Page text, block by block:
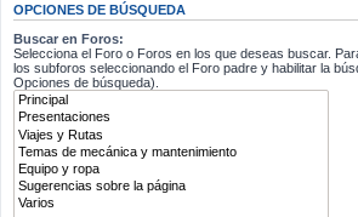
OPCIONES DE BÚSQUEDA
Buscar en Foros:
Selecciona el Foro o Foros en los que deseas buscar.
los subforos seleccionando el Foro padre y habilitar la
Opciones de búsqueda).